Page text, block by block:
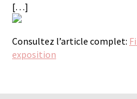
[…]
Consultez l’article complet:
exposition